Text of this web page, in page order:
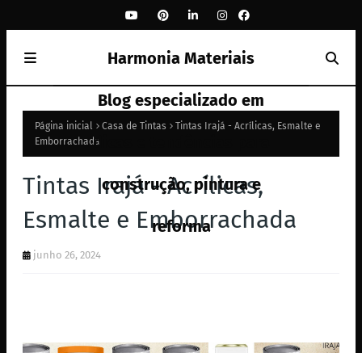
Harmonia Materiais
Blog especializado em
dicas e tendências para
construção, pintura e
reforma
Página inicial Casa de Tintas
Tintas Irajá - Acrílicas, Esmalte e
Emborrachada
Tintas Irajá - Acrílicas,
Esmalte e Emborrachada
junho 26, 2024